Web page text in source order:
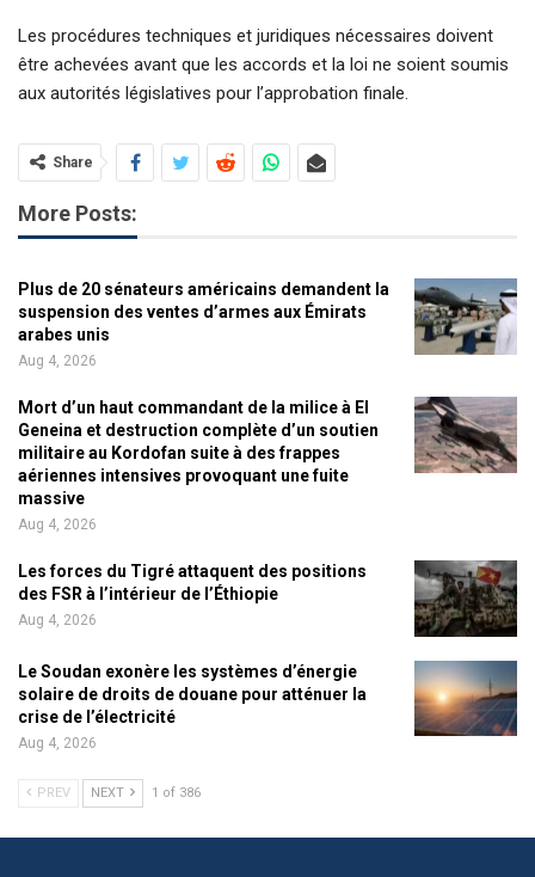
Les procédures techniques et juridiques nécessaires doivent
être achevées avant que les accords et la loi ne soient soumis
aux autorités législatives pour l’approbation finale.
Share
More Posts:
Plus de 20 sénateurs américains demandent la
suspension des ventes d’armes aux Émirats
arabes unis
Aug 4, 2026
Mort d’un haut commandant de la milice à El
Geneina et destruction complète d’un soutien
militaire au Kordofan suite à des frappes
aériennes intensives provoquant une fuite
massive
Aug 4, 2026
Les forces du Tigré attaquent des positions
des FSR à l’intérieur de l’Éthiopie
Aug 4, 2026
Le Soudan exonère les systèmes d’énergie
solaire de droits de douane pour atténuer la
crise de l’électricité
Aug 4, 2026
PREV NEXT 1 of 386